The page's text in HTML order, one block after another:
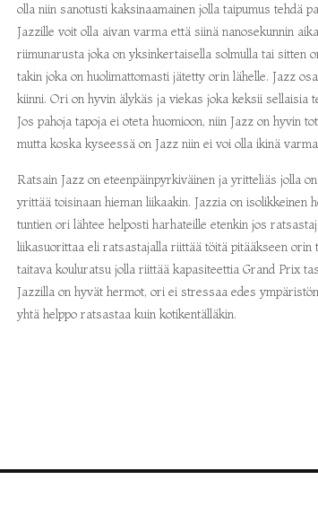
olla niin sanotusti kaksinaamainen jolla taipumus tehdä
Jazzille voit olla aivan varma että siinä nanosekunnin
riimunarusta joka on yksinkertaisella solmulla tai sitten
takin joka on huolimattomasti jätetty orin lähelle. Jazz
kiinni. Ori on hyvin älykäs ja viekas joka keksii sellaisia
Jos pahoja tapoja ei oteta huomioon, niin Jazz on hyvin
mutta koska kyseessä on Jazz niin ei voi olla ikinä
Ratsain Jazz on eteenpäinpyrkiväinen ja yritteliäs jolla
yrittää toisinaan hieman liikaakin. Jazzia on isolikkeinen
tuntien ori lähtee helposti harhateille etenkin jos
liikasuorittaa eli ratsastajalla riittää töitä pitääkseen
taitava kouluratsu jolla riittää kapasiteettia Grand Prix
Jazzilla on hyvät hermot, ori ei stressaa edes
yhtä helppo ratsastaa kuin kotikentälläkin.